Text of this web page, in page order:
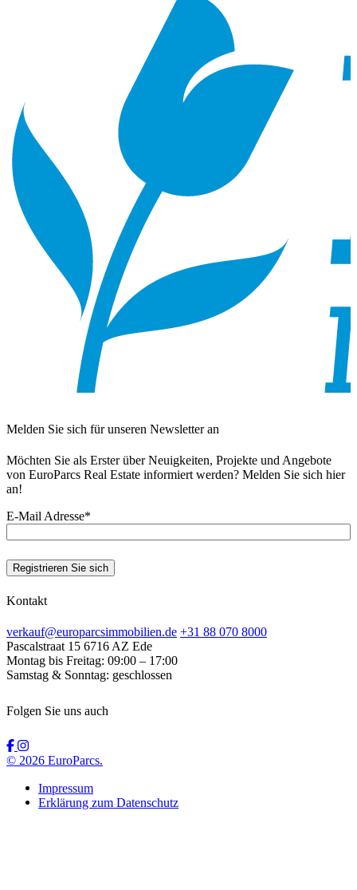
Melden Sie sich für unseren Newsletter an
Möchten Sie als Erster über Neuigkeiten, Projekte und Angebote
von EuroParcs Real Estate informiert werden? Melden Sie sich hier
an!
E-Mail Adresse*
Registrieren Sie sich
Kontakt
verkauf@europarcsimmobilien.de +31 88 070 8000
Pascalstraat 15 6716 AZ Ede
Montag bis Freitag: 09:00 – 17:00
Samstag & Sonntag: geschlossen
Folgen Sie uns auch
© 2026 EuroParcs.
Impressum
Erklärung zum Datenschutz